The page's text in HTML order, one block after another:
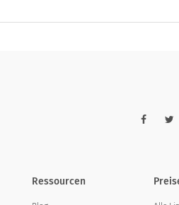
Ressourcen